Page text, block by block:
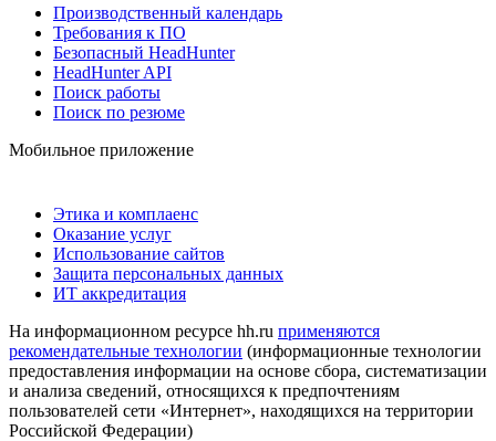
Производственный календарь
Требования к ПО
Безопасный HeadHunter
HeadHunter API
Поиск работы
Поиск по резюме
Мобильное приложение
Этика и комплаенс
Оказание услуг
Использование сайтов
Защита персональных данных
ИТ аккредитация
На информационном ресурсе hh.ru применяются
рекомендательные технологии (информационные технологии
предоставления информации на основе сбора, систематизации
и анализа сведений, относящихся к предпочтениям
пользователей сети «Интернет», находящихся на территории
Российской Федерации)